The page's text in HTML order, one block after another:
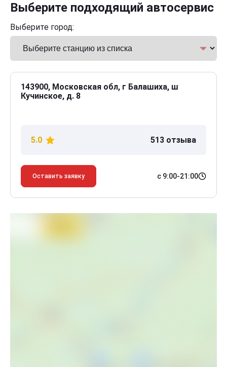
Выберите подходящий автосервис
Выберите город:
143900, Московская обл, г Балашиха, ш
Кучинское, д. 8
5.0 513 отзыва
Оставить заявку с 9:00-21:00